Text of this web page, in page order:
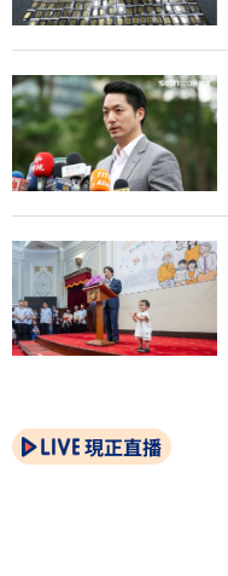
現正直播